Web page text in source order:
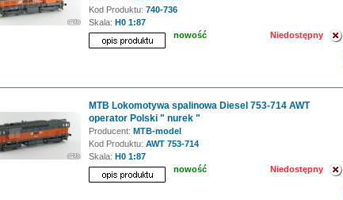
Kod Produktu: 740-736
Skala: H0 1:87
nowość
Niedostępny
MTB Lokomotywa spalinowa Diesel 753-714 AWT
operator Polski " nurek "
Producent: MTB-model
Kod Produktu: AWT 753-714
Skala: H0 1:87
nowość
Niedostępny